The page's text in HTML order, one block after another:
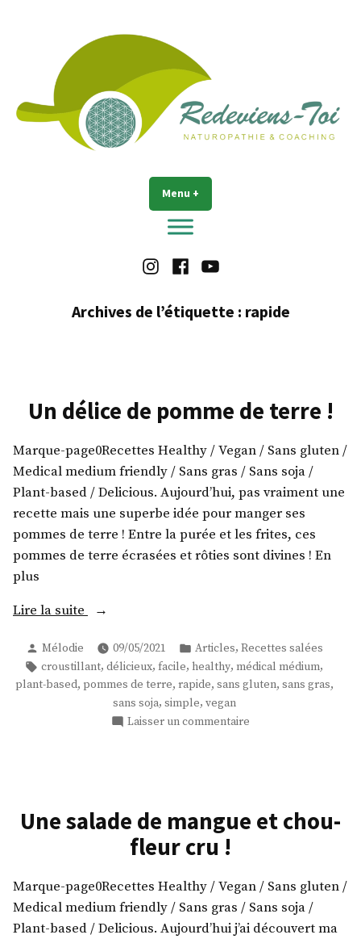
Redeviens-toi Menu +
Instagram
FacebookYoutube
Archives de l’étiquette : rapide
Un délice de pomme de terre !
Marque-page0Recettes Healthy / Vegan / Sans gluten /
Medical medium friendly / Sans gras / Sans soja /
Plant-based / Delicious. Aujourd’hui, pas vraiment une
recette mais une superbe idée pour manger ses
pommes de terre ! Entre la purée et les frites, ces
pommes de terre écrasées et rôties sont divines ! En
plus
Lire la suite
« Un
de
pomme
terre
Publié
par
Mélodie 09/05/2021
Publié
dans
Articles, Recettes salées
Étiquettes :
croustillant, délicieux, facile, healthy, médical médium,
plant-based, pommes de terre, rapide, sans gluten, sans gras,
sans soja, simple, vegan
Laisser un commentaire
terre
Une salade de mangue et chou-
fleur cru !
Marque-page0Recettes Healthy / Vegan / Sans gluten /
Medical medium friendly / Sans gras / Sans soja /
Plant-based / Delicious. Aujourd’hui j’ai découvert ma